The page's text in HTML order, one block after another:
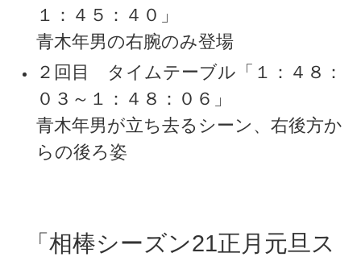
１：４５：４０」
青木年男の右腕のみ登場
２回目 タイムテーブル「１：４８：
０３～１：４８：０６」
青木年男が立ち去るシーン、右後方か
らの後ろ姿
「相棒シーズン21正月元旦ス